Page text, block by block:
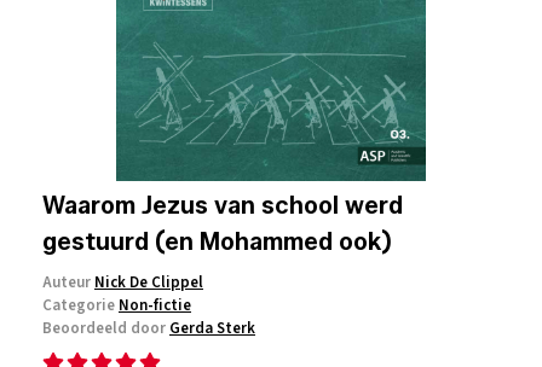
Waarom Jezus van school werd
gestuurd (en Mohammed ook)
Auteur Nick De Clippel
Categorie Non-fictie
Beoordeeld door Gerda Sterk